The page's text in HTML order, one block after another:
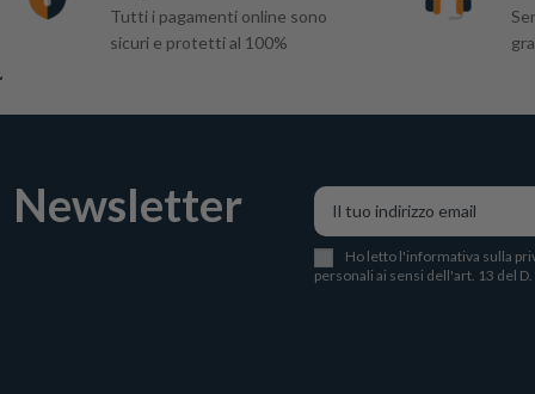
Tutti i pagamenti online sono
sicuri e protetti al 100%
Newsletter
Ho letto l'informativa sulla
personali ai sensi dell'art. 13 del D.